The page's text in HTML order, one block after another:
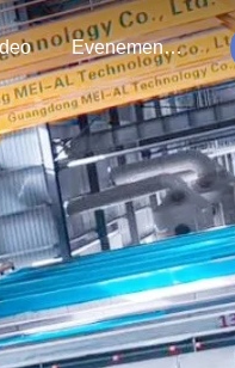
Evenementen